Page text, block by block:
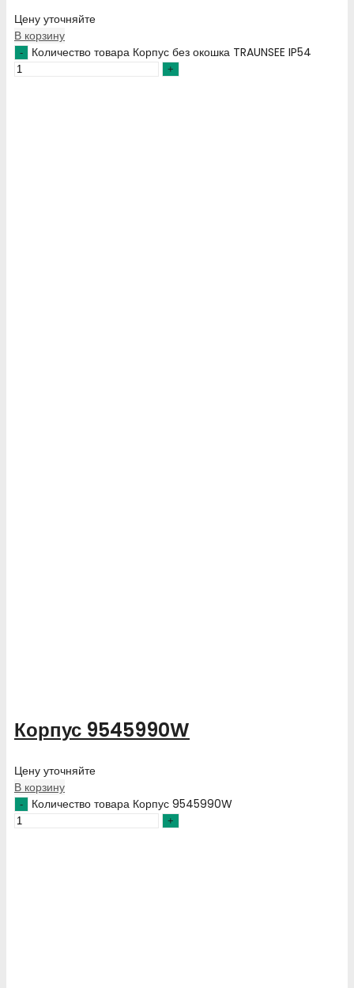
Цену уточняйте
В корзину
Количество товара Корпус без окошка TRAUNSEE IP54
Корпус 9545990W
Цену уточняйте
В корзину
Количество товара Корпус 9545990W